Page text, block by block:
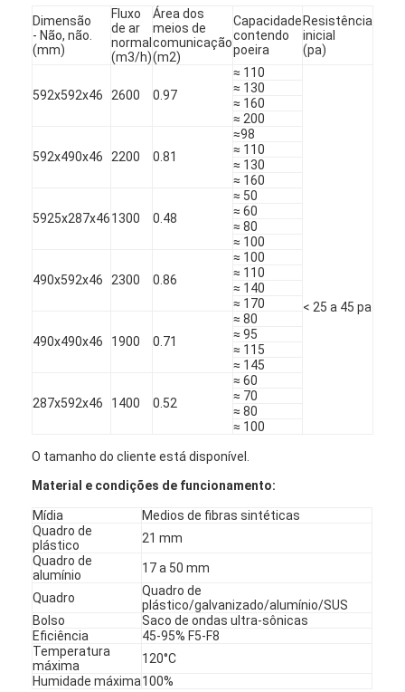
Sobre nós
Visita à fábrica
Controle de qualidade
Falem agora.
Máquina da fabricação do filtro de ar
Filtro do bolso que faz a máquina
Máquina de rebitação automática
Máquina de rebitação semi automática
Soldador do quadro
Filtros de Hepa do condicionamento de ar
filtros do purificador do ar
Filtro de saco de alumínio
Filtro de saco da poeira
Dimensão
- Não, não.
(mm)
Fluxo
de ar
normal
(m3/h)
Área dos
meios de
comunicação
(m2)
Capacidade
contendo
poeira
Resistência
inicial
(pa)
592x592x46 2600 0.97
≈ 110
< 25 a 45 pa
≈ 130
≈ 160
≈ 200
592x490x46 2200 0.81
≈98
≈ 110
≈ 130
≈ 160
5925x287x461300 0.48
≈ 50
≈ 60
≈ 80
≈ 100
490x592x46 2300 0.86
≈ 100
≈ 110
≈ 140
≈ 170
490x490x46 1900 0.71
≈ 80
≈ 95
≈ 115
≈ 145
287x592x46 1400 0.52
≈ 60
≈ 70
≈ 80
≈ 100
O tamanho do cliente está disponível.
Material e condições de funcionamento:
Mídia
Medios de fibras sintéticas
Quadro de
plástico
21 mm
Quadro de
alumínio
17 a 50 mm
Quadro
Quadro de
plástico/galvanizado/alumínio/SUS
Bolso
Saco de ondas ultra-sônicas
Eficiência
45-95% F5-F8
Temperatura
máxima
120°C
Humidade máxima100%